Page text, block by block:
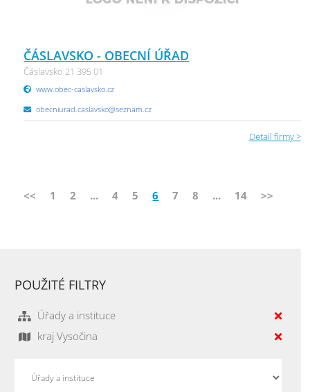
ČÁSLAVSKO - OBECNÍ ÚŘAD
Čáslavsko 21 395 01
www.obec-caslavsko.cz
obecniurad.caslavsko@seznam.cz
Detail firmy >
<< 1 2 ... 4 5 6 7 8 ... 14 >>
POUŽITÉ FILTRY
Úřady a instituce
kraj Vysočina